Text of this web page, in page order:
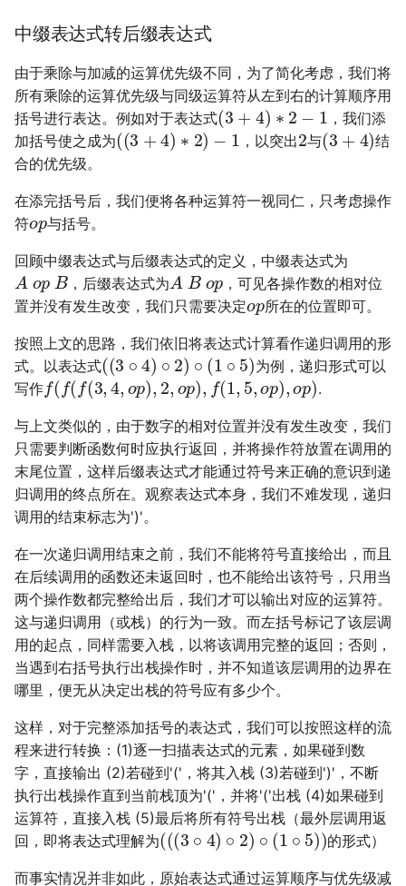
中缀表达式转后缀表达式
由于乘除与加减的运算优先级不同，为了简化考虑，我们将
所有乘除的运算优先级与同级运算符从左到右的计算顺序用
括号进行表达。例如对于表达式(3+4)∗2−1
，我们添
加括号使之成为((3+4 )∗2)−1 ，以突出2与(3 +4) 结
合的优先级。
在添完括号后，我们便将各种运算符一视同仁，只考虑操作
符op与括号。
回顾中缀表达式与后缀表达式的定义，中缀表达式为
A op B ，后缀表达式为A B op，可见各操作数的相对位
置并没有发生改变，我们只需要决定op所在的位置即可。
按照上文的思路，我们依旧将表达式计算看作递归调用的形
式。以表达式((3 ∘4)∘2)∘( 1∘5)
为例，递归形式可以
写作f(f(f(3,4,o ,2 ,op) ,f (1,5 op ),o p ) .
与上文类似的，由于数字的相对位置并没有发生改变，我们
只需要判断函数何时应执行返回，并将操作符放置在调用的
末尾位置，这样后缀表达式才能通过符号来正确的意识到递
归调用的终点所在。观察表达式本身，我们不难发现，递归
调用的结束标志为')'。
在一次递归调用结束之前，我们不能将符号直接给出，而且
在后续调用的函数还未返回时，也不能给出该符号，只用当
两个操作数都完整给出后，我们才可以输出对应的运算符。
这与递归调用（或栈）的行为一致。而左括号标记了该层调
用的起点，同样需要入栈，以将该调用完整的返回；否则，
当遇到右括号执行出栈操作时，并不知道该层调用的边界在
哪里，便无从决定出栈的符号应有多少个。
这样，对于完整添加括号的表达式，我们可以按照这样的流
程来进行转换：(1)逐一扫描表达式的元素，如果碰到数
字，直接输出 (2)若碰到'('，将其入栈 (3)若碰到')'，不断
执行出栈操作直到当前栈顶为'('，并将'('出栈 (4)如果碰到
运算符，直接入栈 (5)最后将所有符号出栈（最外层调用返
回，即将表达式理解为(((3∘4)∘2)∘(1∘ 5)) 的形式）
而事实情况并非如此，原始表达式通过运算顺序与优先级减